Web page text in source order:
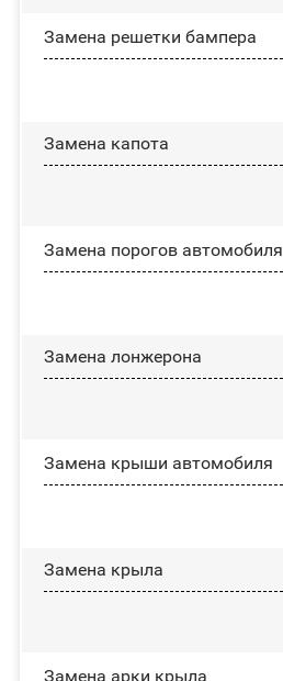
Замена решетки бампера
Замена капота
Замена порогов автомобиля
Замена лонжерона
Замена крыши автомобиля
Замена крыла
Замена арки крыла